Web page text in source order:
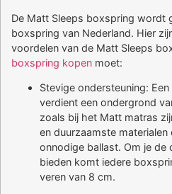
De Matt Sleeps boxspring wordt
boxspring van Nederland. Hier
voordelen van de Matt Sleeps
boxspring kopen moet:
Stevige ondersteuning:
verdient een ondergrond
zoals bij het Matt matras
en duurzaamste
onnodige ballast. Om je de
bieden komt iedere
veren van 8 cm.